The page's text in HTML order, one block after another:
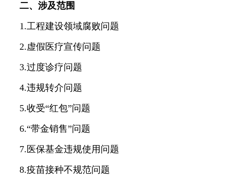
二、涉及范围
1.工程建设领域腐败问题
2.虚假医疗宣传问题
3.过度诊疗问题
4.违规转介问题
5.收受“红包”问题
6.“带金销售”问题
7.医保基金违规使用问题
8.疫苗接种不规范问题